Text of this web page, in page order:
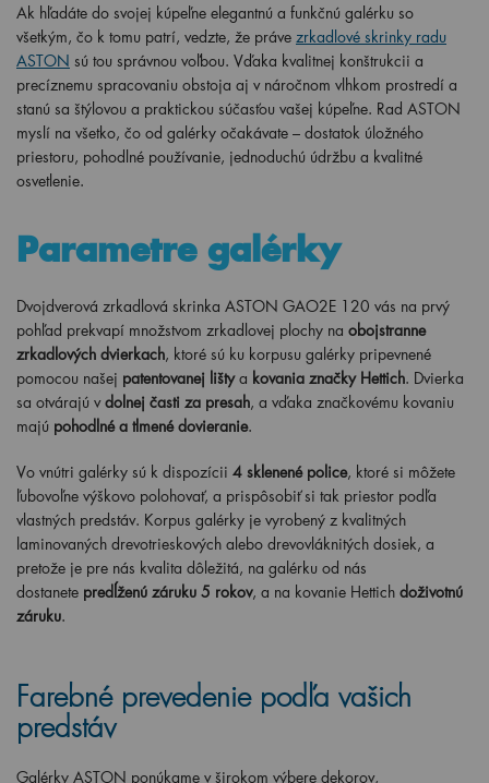
Ak hľadáte do svojej kúpeľne elegantnú a funkčnú galérku so
všetkým, čo k tomu patrí, vedzte, že práve zrkadlové skrinky radu
ASTON sú tou správnou voľbou. Vďaka kvalitnej konštrukcii a
precíznemu spracovaniu obstoja aj v náročnom vlhkom prostredí a
stanú sa štýlovou a praktickou súčasťou vašej kúpeľne. Rad ASTON
myslí na všetko, čo od galérky očakávate – dostatok úložného
priestoru, pohodlné používanie, jednoduchú údržbu a kvalitné
osvetlenie.
Parametre galérky
Dvojdverová zrkadlová skrinka ASTON GAO2E 120 vás na prvý
pohľad prekvapí množstvom zrkadlovej plochy na obojstranne
zrkadlových dvierkach, ktoré sú ku korpusu galérky pripevnené
pomocou našej patentovanej lišty a kovania značky Hettich. Dvierka
sa otvárajú v dolnej časti za presah, a vďaka značkovému kovaniu
majú pohodlné a tlmené dovieranie.
Vo vnútri galérky sú k dispozícii 4 sklenené police, ktoré si môžete
ľubovoľne výškovo polohovať, a prispôsobiť si tak priestor podľa
vlastných predstáv. Korpus galérky je vyrobený z kvalitných
laminovaných drevotrieskových alebo drevovláknitých dosiek, a
pretože je pre nás kvalita dôležitá, na galérku od nás
dostanete predĺženú záruku 5 rokov, a na kovanie Hettich doživotnú
záruku.
Farebné prevedenie podľa vašich
predstáv
Galérky ASTON ponúkame v širokom výbere dekorov,